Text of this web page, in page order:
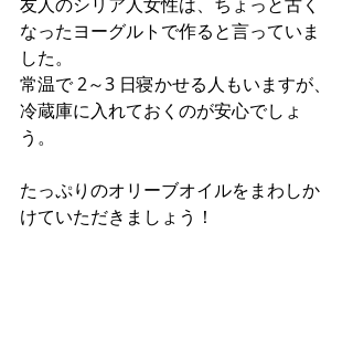
なったヨーグルトで作ると言っていま
した。
常温で 2～3 日寝かせる人もいますが、
冷蔵庫に入れておくのが安心でしょ
う。
たっぷりのオリーブオイルをまわしか
けていただきましょう！